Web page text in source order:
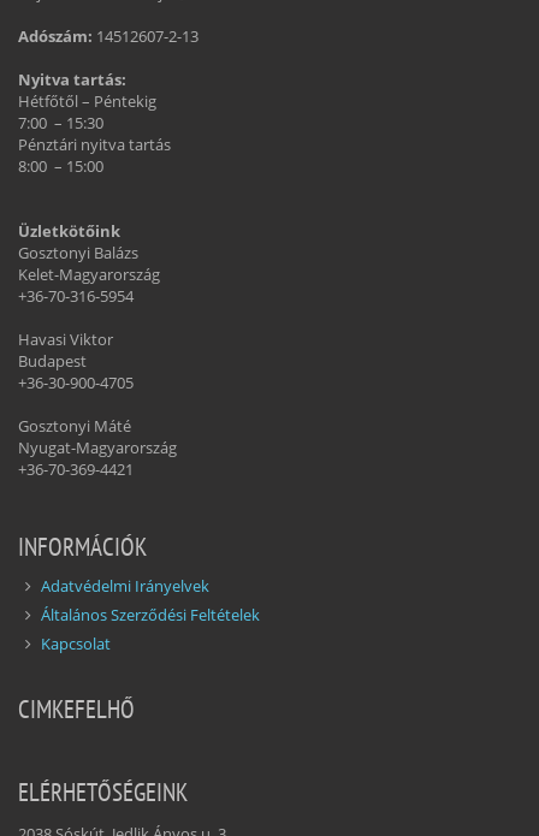
Adószám: 14512607-2-13
Nyitva tartás:
Hétfőtől – Péntekig
7:00 – 15:30
Pénztári nyitva tartás
8:00 – 15:00
Üzletkötőink
Gosztonyi Balázs
Kelet-Magyarország
+36-70-316-5954
Havasi Viktor
Budapest
+36-30-900-4705
Gosztonyi Máté
Nyugat-Magyarország
+36-70-369-4421
INFORMÁCIÓK
Adatvédelmi Irányelvek
Általános Szerződési Feltételek
Kapcsolat
CIMKEFELHŐ
ELÉRHETŐSÉGEINK